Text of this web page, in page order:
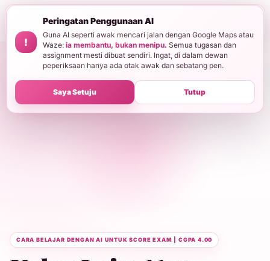
!
Peringatan Penggunaan AI
Guna AI seperti awak mencari jalan dengan Google Maps atau
Waze: ia membantu, bukan menipu. Semua tugasan dan
assignment mesti dibuat sendiri. Ingat, di dalam dewan
peperiksaan hanya ada otak awak dan sebatang pen.
Saya Setuju Tutup
sendiri. Dalam dewan exam, hanya ada otak awak dan sebatang pen.
penuh
CARA BELAJAR DENGAN AI UNTUK SCORE EXAM | CGPA 4.00